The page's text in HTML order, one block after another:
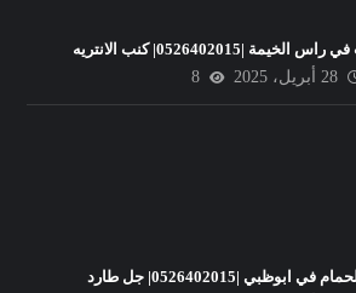
|0526402015| كنب الانتريه
28 أبريل، 2025
8
|0526402015| جل طارد